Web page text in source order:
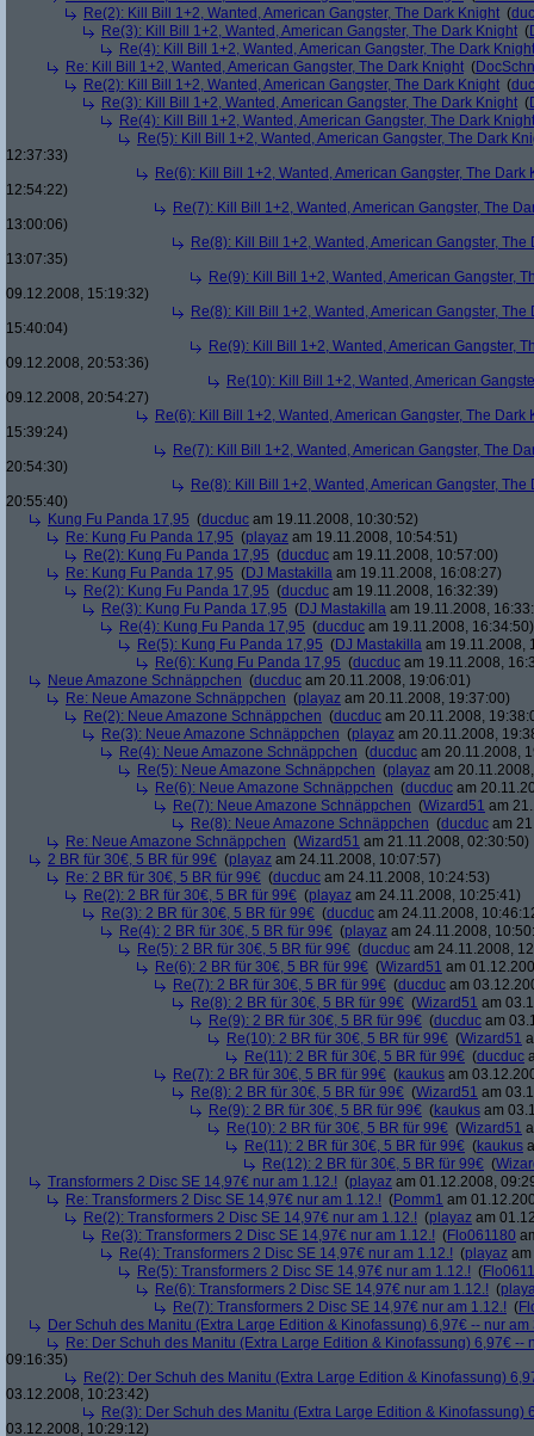
Re(2): Kill Bill 1+2, Wanted, American Gangster, The Dark Knight (
Re(3): Kill Bill 1+2, Wanted, American Gangster, The Dark Knight (
Re(4): Kill Bill 1+2, Wanted, American Gangster, The Dark Knight
Re: Kill Bill 1+2, Wanted, American Gangster, The Dark Knight (
Re(2): Kill Bill 1+2, Wanted, American Gangster, The Dark Knight (
Re(3): Kill Bill 1+2, Wanted, American Gangster, The Dark Knight (
Re(4): Kill Bill 1+2, Wanted, American Gangster, The Dark Knight
Re(5): Kill Bill 1+2, Wanted, American Gangster, The Dark
12:37:33)
Re(6): Kill Bill 1+2, Wanted, American Gangster, The Dark
12:54:22)
Re(7): Kill Bill 1+2, Wanted, American Gangster, The
13:00:06)
Re(8): Kill Bill 1+2, Wanted, American Gangster, The
13:07:35)
Re(9): Kill Bill 1+2, Wanted, American Gangster,
09.12.2008, 15:19:32)
Re(8): Kill Bill 1+2, Wanted, American Gangster, The
15:40:04)
Re(9): Kill Bill 1+2, Wanted, American Gangster,
09.12.2008, 20:53:36)
Re(10): Kill Bill 1+2, Wanted, American
09.12.2008, 20:54:27)
Re(6): Kill Bill 1+2, Wanted, American Gangster, The Dark
15:39:24)
Re(7): Kill Bill 1+2, Wanted, American Gangster, The
20:54:30)
Re(8): Kill Bill 1+2, Wanted, American Gangster, The
20:55:40)
Kung Fu Panda 17,95 (ducduc am 19.11.2008, 10:30:52)
Re: Kung Fu Panda 17,95 (playaz am 19.11.2008, 10:54:51)
Re(2): Kung Fu Panda 17,95 (ducduc am 19.11.2008, 10:57:00)
Re: Kung Fu Panda 17,95 (DJ Mastakilla am 19.11.2008, 16:08:27)
Re(2): Kung Fu Panda 17,95 (ducduc am 19.11.2008, 16:32:39)
Re(3): Kung Fu Panda 17,95 (DJ Mastakilla am 19.11.2008,
Re(4): Kung Fu Panda 17,95 (ducduc am 19.11.2008, 16:34:50)
Re(5): Kung Fu Panda 17,95 (DJ Mastakilla am 19.11.2008,
Re(6): Kung Fu Panda 17,95 (ducduc am 19.11.2008,
Neue Amazone Schnäppchen (ducduc am 20.11.2008, 19:06:01)
Re: Neue Amazone Schnäppchen (playaz am 20.11.2008, 19:37:00)
Re(2): Neue Amazone Schnäppchen (ducduc am 20.11.2008,
Re(3): Neue Amazone Schnäppchen (playaz am 20.11.2008,
Re(4): Neue Amazone Schnäppchen (ducduc am 20.11.2008,
Re(5): Neue Amazone Schnäppchen (playaz am
Re(6): Neue Amazone Schnäppchen (ducduc am
Re(7): Neue Amazone Schnäppchen (Wizard51 am
Re(8): Neue Amazone Schnäppchen (ducduc am
Re: Neue Amazone Schnäppchen (Wizard51 am 21.11.2008, 02:30:50)
2 BR für 30€, 5 BR für 99€ (playaz am 24.11.2008, 10:07:57)
Re: 2 BR für 30€, 5 BR für 99€ (ducduc am 24.11.2008, 10:24:53)
Re(2): 2 BR für 30€, 5 BR für 99€ (playaz am 24.11.2008, 10:25:41)
Re(3): 2 BR für 30€, 5 BR für 99€ (ducduc am 24.11.2008,
Re(4): 2 BR für 30€, 5 BR für 99€ (playaz am 24.11.2008,
Re(5): 2 BR für 30€, 5 BR für 99€ (ducduc am 24.11.2008,
Re(6): 2 BR für 30€, 5 BR für 99€ (Wizard51 am
Re(7): 2 BR für 30€, 5 BR für 99€ (ducduc am
Re(8): 2 BR für 30€, 5 BR für 99€ (Wizard51 am
Re(9): 2 BR für 30€, 5 BR für 99€ (ducduc am
Re(10): 2 BR für 30€, 5 BR für 99€ (Wizard51
Re(11): 2 BR für 30€, 5 BR für 99€ (ducduc
Re(7): 2 BR für 30€, 5 BR für 99€ (kaukus am
Re(8): 2 BR für 30€, 5 BR für 99€ (Wizard51 am
Re(9): 2 BR für 30€, 5 BR für 99€ (kaukus am
Re(10): 2 BR für 30€, 5 BR für 99€ (Wizard51
Re(11): 2 BR für 30€, 5 BR für 99€ (kaukus
Re(12): 2 BR für 30€, 5 BR für 99€ (
Transformers 2 Disc SE 14,97€ nur am 1.12.! (playaz am 01.12.2008,
Re: Transformers 2 Disc SE 14,97€ nur am 1.12.! (Pomm1 am
Re(2): Transformers 2 Disc SE 14,97€ nur am 1.12.! (playaz am
Re(3): Transformers 2 Disc SE 14,97€ nur am 1.12.! (Flo061180
Re(4): Transformers 2 Disc SE 14,97€ nur am 1.12.! (playaz
Re(5): Transformers 2 Disc SE 14,97€ nur am 1.12.! (
Re(6): Transformers 2 Disc SE 14,97€ nur am 1.12.! (
Re(7): Transformers 2 Disc SE 14,97€ nur am 1.12.! (
Der Schuh des Manitu (Extra Large Edition & Kinofassung) 6,97€ -- nur am
Re: Der Schuh des Manitu (Extra Large Edition & Kinofassung) 6,97€ --
09:16:35)
Re(2): Der Schuh des Manitu (Extra Large Edition & Kinofassung)
03.12.2008, 10:23:42)
Re(3): Der Schuh des Manitu (Extra Large Edition & Kinofassung)
03.12.2008, 10:29:12)